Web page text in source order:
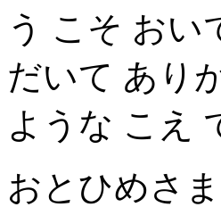
う こそ おい
だいて あり
ような こえ
おとひめさ